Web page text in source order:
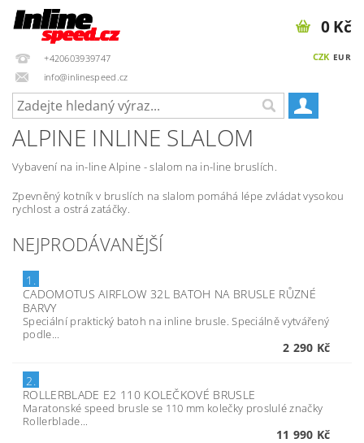
+420603939747
info@inlinespeed.cz
CZK EUR
0 Kč
ALPINE INLINE SLALOM
Vybavení na in-line Alpine - slalom na in-line bruslích.
Zpevněný kotník v bruslích na slalom pomáhá lépe zvládat vysokou
rychlost a ostrá zatáčky.
NEJPRODÁVANĚJŠÍ
1.
CADOMOTUS AIRFLOW 32L BATOH NA BRUSLE RŮZNÉ
BARVY
Speciální praktický batoh na inline brusle. Speciálně vytvářený
podle...
2 290 Kč
2.
ROLLERBLADE E2 110 KOLEČKOVÉ BRUSLE
Maratonské speed brusle se 110 mm kolečky proslulé značky
Rollerblade...
11 990 Kč